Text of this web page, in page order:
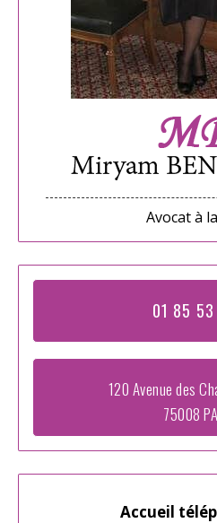
Avocat à
01 85
120 Avenue des
75008
Accueil